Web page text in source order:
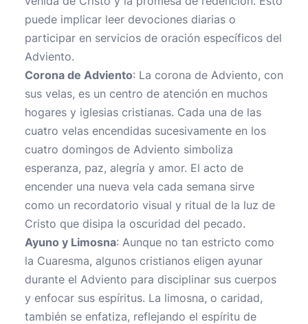
puede implicar leer devociones diarias o
participar en servicios de oración específicos del
Adviento.
Corona de Adviento: La corona de Adviento, con
sus velas, es un centro de atención en muchos
hogares y iglesias cristianas. Cada una de las
cuatro velas encendidas sucesivamente en los
cuatro domingos de Adviento simboliza
esperanza, paz, alegría y amor. El acto de
encender una nueva vela cada semana sirve
como un recordatorio visual y ritual de la luz de
Cristo que disipa la oscuridad del pecado.
Ayuno y Limosna: Aunque no tan estricto como
la Cuaresma, algunos cristianos eligen ayunar
durante el Adviento para disciplinar sus cuerpos
y enfocar sus espíritus. La limosna, o caridad,
también se enfatiza, reflejando el espíritu de